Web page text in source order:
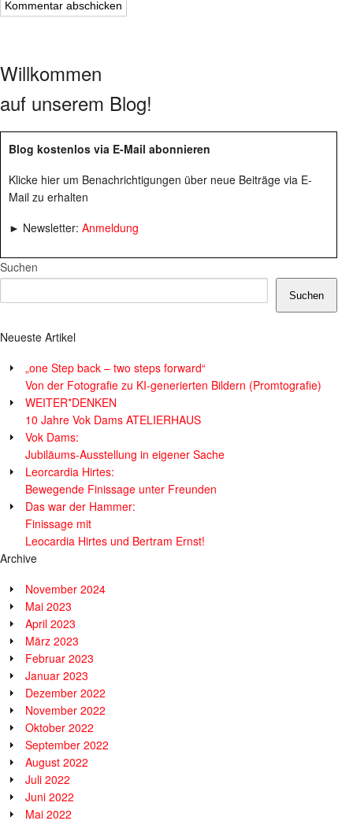
Willkommen
auf unserem Blog!
Blog kostenlos via E-Mail abonnieren
Klicke hier um Benachrichtigungen über neue Beiträge via E-
Mail zu erhalten
► Newsletter: Anmeldung
Suchen
Suchen
Neueste Artikel
„one Step back – two steps forward“
Von der Fotografie zu KI-generierten Bildern (Promtografie)
WEITER*DENKEN
10 Jahre Vok Dams ATELIERHAUS
Vok Dams:
Jubiläums-Ausstellung in eigener Sache
Leorcardia Hirtes:
Bewegende Finissage unter Freunden
Das war der Hammer:
Finissage mit
Leocardia Hirtes und Bertram Ernst!
Archive
November 2024
Mai 2023
April 2023
März 2023
Februar 2023
Januar 2023
Dezember 2022
November 2022
Oktober 2022
September 2022
August 2022
Juli 2022
Juni 2022
Mai 2022